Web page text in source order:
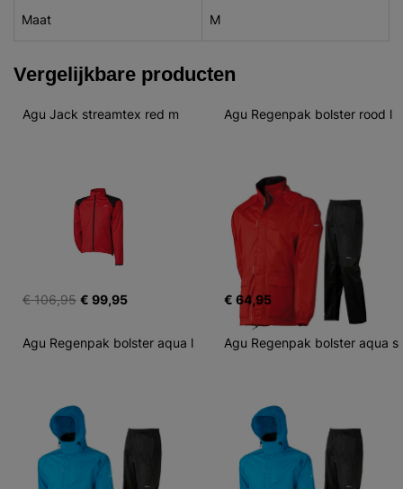
Maat M
Vergelijkbare producten
Agu Jack streamtex red m
€ 106,95 € 99,95
Agu Regenpak bolster rood l
€ 64,95
Agu Regenpak bolster aqua l Agu Regenpak bolster aqua s